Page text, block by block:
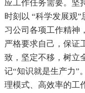
应工作任务需要。坚
时刻以 “科学发展观
习公司各项工作精神
严格要求自己，保证
致，坚定不移，树立
记“知识就是生产力”
理模式、高效率的工